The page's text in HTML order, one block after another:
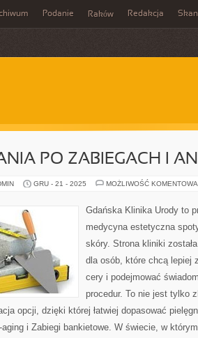
Podanie Raków Redakcja
PO ZABIEGACH I
GRU - 21 - 2025 MOŻLIWOŚĆ
Gdańska Klinika Urody to
medycyna estetyczna
skóry. Strona kliniki
dla osób, które chcą lepiej
cery i podejmować
procedur. To nie jest tylko
opcji, dzięki której łatwiej dopasować
i Zabiegi bankietowe. W świecie, w